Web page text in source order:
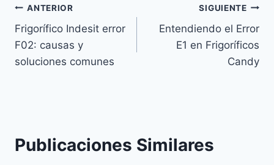
Navegación
de
entradas
ANTERIOR
Frigorífico Indesit error
F02: causas y
soluciones comunes
SIGUIENTE
Entendiendo el Error
E1 en Frigoríficos
Candy
Publicaciones Similares